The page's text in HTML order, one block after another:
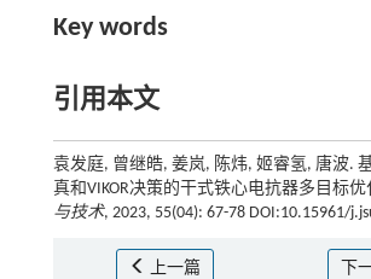
Key words
引用本文
袁发庭, 曾继皓, 姜岚, 陈炜, 姬睿氢, 唐波.
真和VIKOR决策的干式铁心电抗器多目标优
与技术, 2023, 55(04): 67-78 DOI:10.15961/
上一篇 下